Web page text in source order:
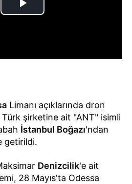
Limanı açıklarında dron
Türk şirketine ait "ANT" isimli
İstanbul Boğazı'ndan
getirildi.
Denizcilik'e ait
28 Mayıs'ta Odessa